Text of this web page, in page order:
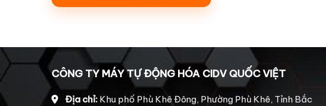
—Động cơ bước 860 5
— Động cơ Leadshine
HBS 758
1
—Động cơ Leadshine
4
CÔNG TY MÁY TỰ ĐỘNG HÓA CIDV QUỐC VIỆT
Địa chỉ: Khu phố Phù Khê Đông, Phường Phù Khê, Tỉnh Bắc